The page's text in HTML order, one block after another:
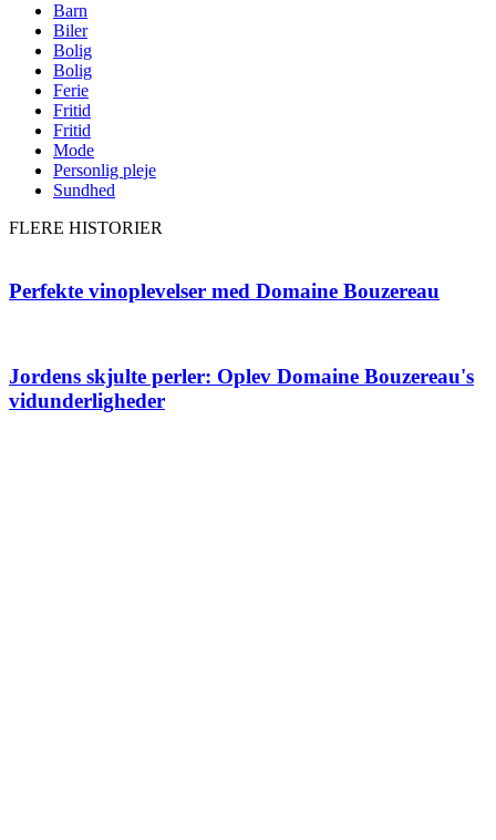
Barn
Biler
Bolig
Bolig
Ferie
Fritid
Fritid
Mode
Personlig pleje
Sundhed
FLERE HISTORIER
Perfekte vinoplevelser med Domaine Bouzereau
Jordens skjulte perler: Oplev Domaine Bouzereau's
vidunderligheder